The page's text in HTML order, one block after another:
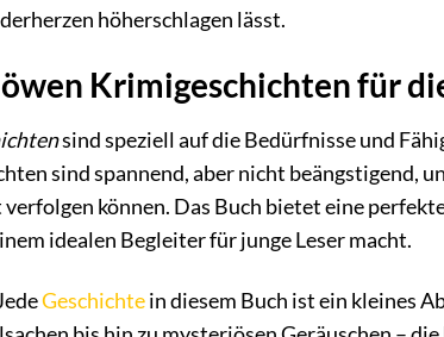
höherschlagen lässt.
Krimigeschichten für
sind speziell auf die Bedürfnisse und
sind spannend, aber nicht beängstigend,
können. Das Buch bietet eine
idealen Begleiter für junge Leser macht.
Geschichtein diesem Buch ist ein kleines